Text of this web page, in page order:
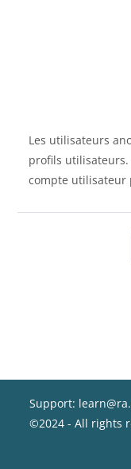
Les utilisateurs
profils utilisateurs.
compte utilisateur
Support:
©2024 - All rights